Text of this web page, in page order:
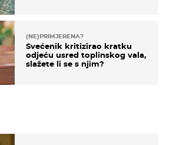
(NE)PRIMJERENA?
Svećenik kritizirao kratku
odjeću usred toplinskog vala,
slažete li se s njim?